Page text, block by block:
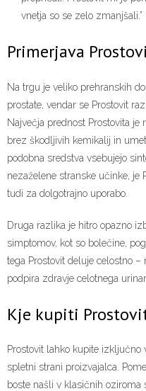
vnetja so se zelo zmanjšali.”
Primerjava
Na trgu je veliko prehranskih
prostate, vendar se Prostovit
Največja prednost Prostovita je
brez škodljivih kemikalij in
podobna sredstva vsebujejo
nezaželene stranske učinke, je
tudi za dolgotrajno uporabo.
Druga razlika je hitro opazno
simptomov, kot so bolečine,
tega Prostovit deluje celostno
podpira zdravje celotnega
Kje kupiti
Prostovit lahko kupite
spletni strani proizvajalca.
boste našli v klasičnih oziroma